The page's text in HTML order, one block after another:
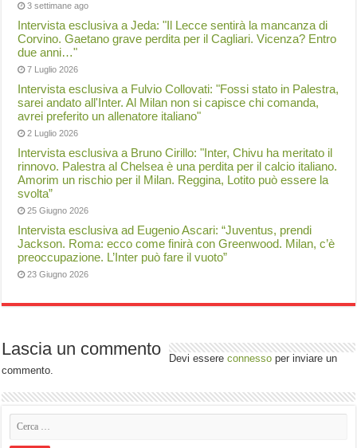
3 settimane ago
Intervista esclusiva a Jeda: "Il Lecce sentirà la mancanza di
Corvino. Gaetano grave perdita per il Cagliari. Vicenza? Entro
due anni…"
7 Luglio 2026
Intervista esclusiva a Fulvio Collovati: "Fossi stato in Palestra,
sarei andato all'Inter. Al Milan non si capisce chi comanda,
avrei preferito un allenatore italiano"
2 Luglio 2026
Intervista esclusiva a Bruno Cirillo: "Inter, Chivu ha meritato il
rinnovo. Palestra al Chelsea è una perdita per il calcio italiano.
Amorim un rischio per il Milan. Reggina, Lotito può essere la
svolta”
25 Giugno 2026
Intervista esclusiva ad Eugenio Ascari: “Juventus, prendi
Jackson. Roma: ecco come finirà con Greenwood. Milan, c’è
preoccupazione. L’Inter può fare il vuoto”
23 Giugno 2026
Lascia un commento Devi essereconnesso per inviare un
commento.